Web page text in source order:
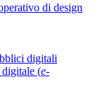
di design
digitali
digitale (e-